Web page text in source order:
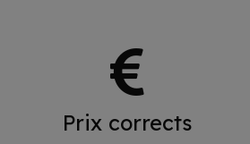
Prix corrects